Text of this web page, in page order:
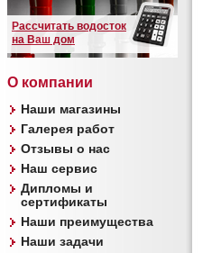
Рассчитать водосток
на Ваш дом
О компании
Наши магазины
Галерея работ
Отзывы о нас
Наш сервис
Дипломы и
сертификаты
Наши преимущества
Наши задачи